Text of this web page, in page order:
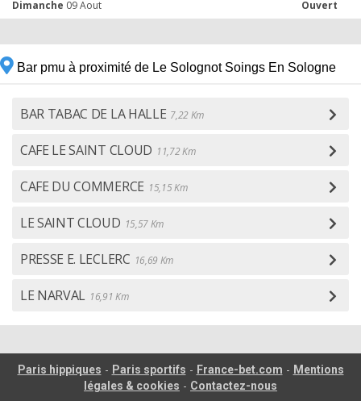
Dimanche 09 Aout Ouvert
Bar pmu à proximité de Le Solognot Soings En Sologne
BAR TABAC DE LA HALLE 7,22 Km
CAFE LE SAINT CLOUD 11,72 Km
CAFE DU COMMERCE 15,15 Km
LE SAINT CLOUD 15,57 Km
PRESSE E. LECLERC 16,69 Km
LE NARVAL 16,91 Km
Paris hippiques - Paris sportifs - France-bet.com - Mentions
légales & cookies - Contactez-nous